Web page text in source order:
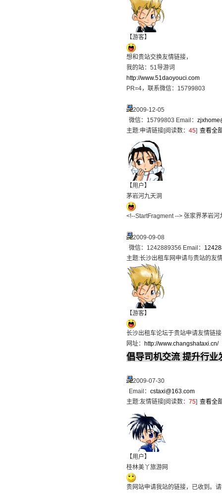
【游客】
想和贵站交换友情链接，
我的站：51导游词
http://www.51daoyouci.com
PR=4，联系微信：15799803
2009-12-05
微信：15799803 Email：
主题:申请链接[阅读数： 45] 查看全
【用户】
茅岩河九天洞
<!--StartFragment --> 张家界茅岩
2009-09-08
微信：1242889356 Email：
主题:长沙出租车网申请与贵站的友
【游客】
长沙出租车论坛于贵站申请友情链
网址： http://www.changshataxi.cn/
倡导司机交流 提升行业
2009-07-30
Email： cstaxi@163.com
主题:友情链接[阅读数： 75] 查看全
【用户】
桂林美丫旅游网
贵网站申请我站的链接，已收到。